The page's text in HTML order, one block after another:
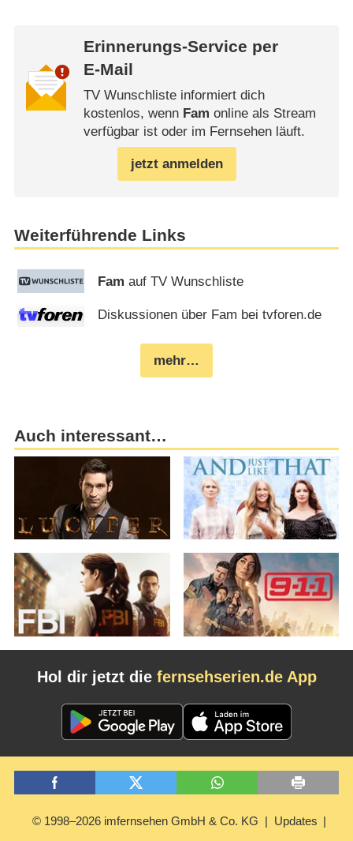
Erinnerungs-Service per
E-Mail
TV Wunschliste informiert dich
kostenlos, wenn Fam online als Stream
verfügbar ist oder im Fernsehen läuft.
jetzt anmelden
Weiterführende Links
Fam auf TV Wunschliste
Diskussionen über Fam bei tvforen.de
mehr…
Auch interessant…
Hol dir jetzt die fernsehserien.de App
© 1998–2026 imfernsehen GmbH & Co. KG Updates